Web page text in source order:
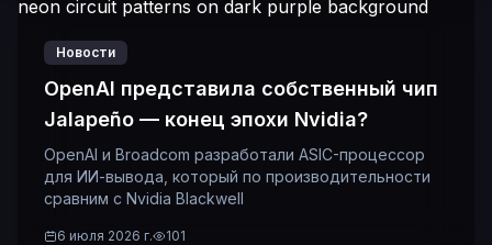
Новости
OpenAI представила собственный чип
Jalapeño — конец эпохи Nvidia?
OpenAI и Broadcom разработали ASIC-процессор
для ИИ-вывода, который по производительности
сравним с Nvidia Blackwell
6 июля 2026 г. 101